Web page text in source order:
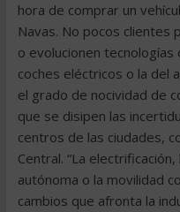
hora de comprar un
Navas. No pocos
o evolucionen
coches eléctricos o la del
el grado de nocividad de
que se disipen las
centros de las ciudades,
Central. “La
autónoma o la movilidad
cambios que afronta la